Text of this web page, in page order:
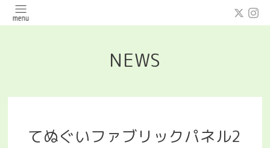
NEWS
てぬぐいファブリックパネル2